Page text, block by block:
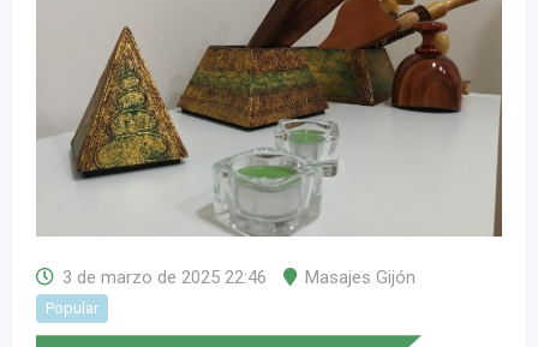
3 de marzo de 2025 22:46 Masajes Gijón
Popular